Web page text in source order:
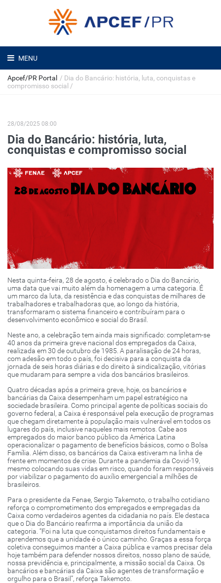
MENU
Apcef/PR Portal / Dia do Bancário: história, luta, conquistas e
compromisso social /
28/08/2025 08:00
Dia do Bancário: história, luta,
conquistas e compromisso social
Nesta quinta-feira, 28 de agosto, é celebrado o Dia do Bancário,
uma data que vai muito além da homenagem a uma categoria. É
um marco da luta, da resistência e das conquistas de milhares de
trabalhadores e trabalhadoras que, ao longo da história,
transformaram o sistema financeiro e contribuíram para o
desenvolvimento econômico e social do Brasil.
Neste ano, a celebração tem ainda mais significado: completam-se
40 anos da primeira greve nacional dos empregados da Caixa,
realizada em 30 de outubro de 1985. A paralisação de 24 horas,
com adesão em todo o país, foi decisiva para a conquista da
jornada de seis horas diárias e do direito à sindicalização, vitórias
que mudaram para sempre a vida dos bancários brasileiros.
Quatro décadas após a primeira greve, hoje, os bancários e
bancárias da Caixa desempenham um papel estratégico na
sociedade brasileira. Como principal agente de políticas sociais do
governo federal, a Caixa é responsável pela execução de programas
que chegam diretamente à população mais vulnerável em todos os
lugares do país, inclusive naqueles mais remotos. Cabe aos
empregados do maior banco público da América Latina
operacionalizar o pagamento de benefícios básicos, como o Bolsa
Família. Além disso, os bancários da Caixa estiveram na linha de
frente em momentos de crise. Durante a pandemia da Covid-19,
mesmo colocando suas vidas em risco, quando foram responsáveis
por viabilizar o pagamento do auxílio emergencial a milhões de
brasileiros.
Para o presidente da Fenae, Sergio Takemoto, o trabalho cotidiano
reforça o comprometimento dos empregados e empregadas da
Caixa como verdadeiros agentes da cidadania no país. Ele destaca
que o Dia do Bancário reafirma a importância da união da
categoria. “Foi na luta que conquistamos direitos fundamentais e
aprendemos que a unidade é o único caminho. Graças a essa força
coletiva conseguimos manter a Caixa pública e vamos precisar dela
hoje também para defender nossos direitos, nosso plano de saúde,
nossa previdência e, principalmente, a missão social da Caixa. Os
bancários e bancárias da Caixa são agentes de transformação e
orgulho para o Brasil”, reforça Takemoto.